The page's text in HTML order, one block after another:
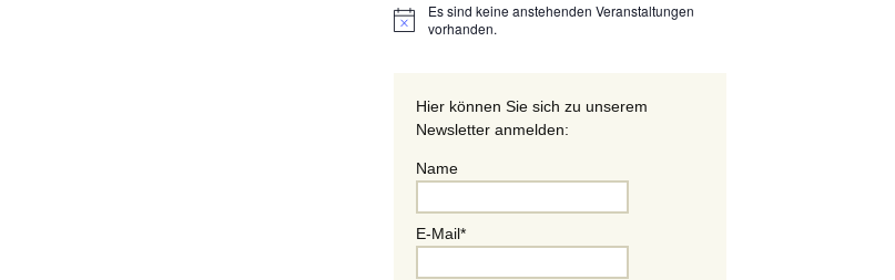
Hinweis
Es sind keine anstehenden Veranstaltungen
vorhanden.
Hier können Sie sich zu unserem
Newsletter anmelden:
Name
E-Mail*